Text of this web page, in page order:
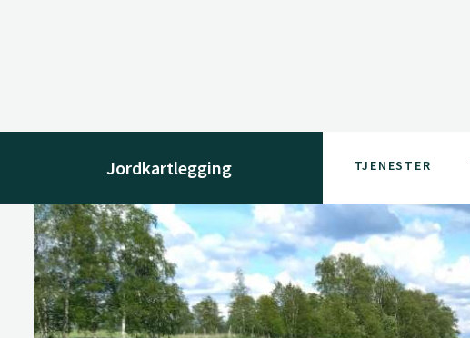
Jordkartlegging TJENESTER